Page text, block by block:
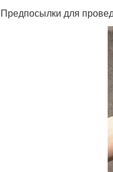
Предпосылки для